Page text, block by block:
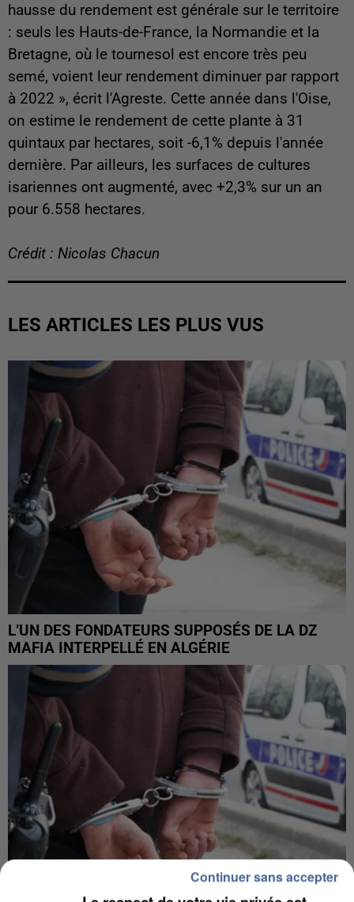
hausse du rendement est générale sur le territoire
: seuls les Hauts-de-France, la Normandie et la
Bretagne, où le tournesol est encore très peu
semé, voient leur rendement diminuer par rapport
à 2022 », écrit l'Agreste. Cette année dans l'Oise,
on estime le rendement de cette plante à 31
quintaux par hectares, soit -6,1% depuis l'année
dernière. Par ailleurs, les surfaces de cultures
isariennes ont augmenté, avec +2,3% sur un an
pour 6.558 hectares.
Crédit : Nicolas Chacun
LES ARTICLES LES PLUS VUS
L’UN DES FONDATEURS SUPPOSÉS DE LA DZ
MAFIA INTERPELLÉ EN ALGÉRIE
Continuer sans accepter